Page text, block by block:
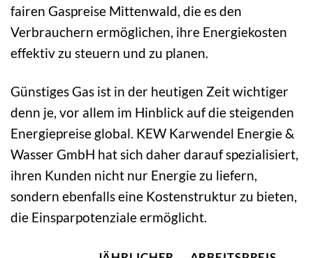
fairen Gaspreise Mittenwald, die es den
Verbrauchern ermöglichen, ihre Energiekosten
effektiv zu steuern und zu planen.
Günstiges Gas ist in der heutigen Zeit wichtiger
denn je, vor allem im Hinblick auf die steigenden
Energiepreise global. KEW Karwendel Energie &
Wasser GmbH hat sich daher darauf spezialisiert,
ihren Kunden nicht nur Energie zu liefern,
sondern ebenfalls eine Kostenstruktur zu bieten,
die Einsparpotenziale ermöglicht.